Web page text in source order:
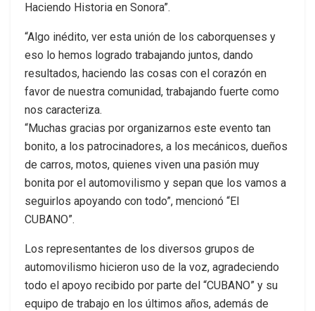
Haciendo Historia en Sonora”.
“Algo inédito, ver esta unión de los caborquenses y
eso lo hemos logrado trabajando juntos, dando
resultados, haciendo las cosas con el corazón en
favor de nuestra comunidad, trabajando fuerte como
nos caracteriza.
“Muchas gracias por organizarnos este evento tan
bonito, a los patrocinadores, a los mecánicos, dueños
de carros, motos, quienes viven una pasión muy
bonita por el automovilismo y sepan que los vamos a
seguirlos apoyando con todo”, mencionó “El
CUBANO”.
Los representantes de los diversos grupos de
automovilismo hicieron uso de la voz, agradeciendo
todo el apoyo recibido por parte del “CUBANO” y su
equipo de trabajo en los últimos años, además de